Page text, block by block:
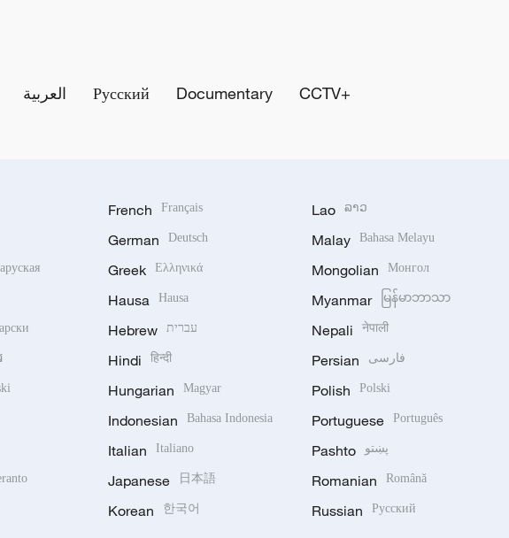
العربية Русский Documentary CCTV+
French Français
German Deutsch
Greek Ελληνικά
Hausa Hausa
Hebrew עברית
Hindi हिन्दी
Hungarian Magyar
Indonesian Bahasa Indonesia
Italian Italiano
Japanese 日本語
Korean 한국어
Lao ລາວ
Malay Bahasa Melayu
Mongolian Монгол
Myanmar မြန်မာဘာသာ
Nepali नेपाली
Persian فارسی
Polish Polski
Portuguese Português
Pashto پښتو
Romanian Română
Russian Русский